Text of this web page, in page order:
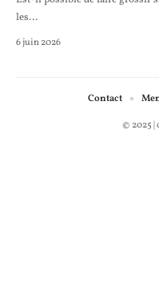
les…
6 juin 2026
© 2025 |
Contact